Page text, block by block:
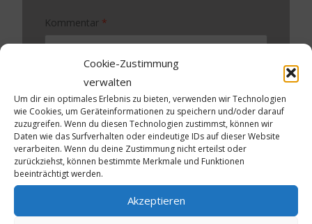
Cookie-Zustimmung
verwalten
Um dir ein optimales Erlebnis zu bieten, verwenden wir Technologien
wie Cookies, um Geräteinformationen zu speichern und/oder darauf
zuzugreifen. Wenn du diesen Technologien zustimmst, können wir
Daten wie das Surfverhalten oder eindeutige IDs auf dieser Website
verarbeiten. Wenn du deine Zustimmung nicht erteilst oder
zurückziehst, können bestimmte Merkmale und Funktionen
beeinträchtigt werden.
Akzeptieren
Kommentar *
Name*